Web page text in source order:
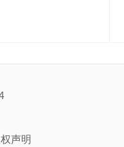
声明